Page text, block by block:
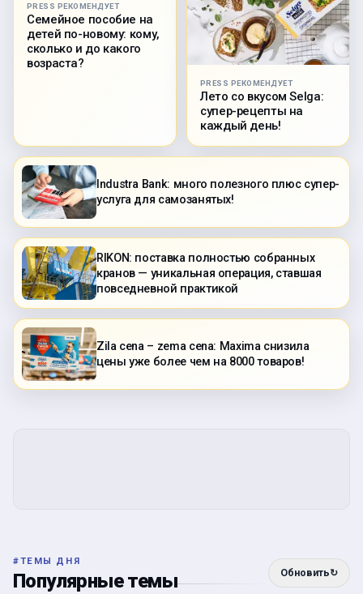
PRESS РЕКОМЕНДУЕТ
Семейное пособие на
детей по-новому: кому,
сколько и до какого
возраста?
PRESS РЕКОМЕНДУЕТ
Лето со вкусом Selga:
супер-рецепты на
каждый день!
Industra Bank: много полезного плюс супер-
услуга для самозанятых!
RIKON: поставка полностью собранных
кранов — уникальная операция, ставшая
повседневной практикой
Zila cena – zema cena: Maxima снизила
цены уже более чем на 8000 товаров!
#ТЕМЫ ДНЯ
Популярные темы Обновить↻